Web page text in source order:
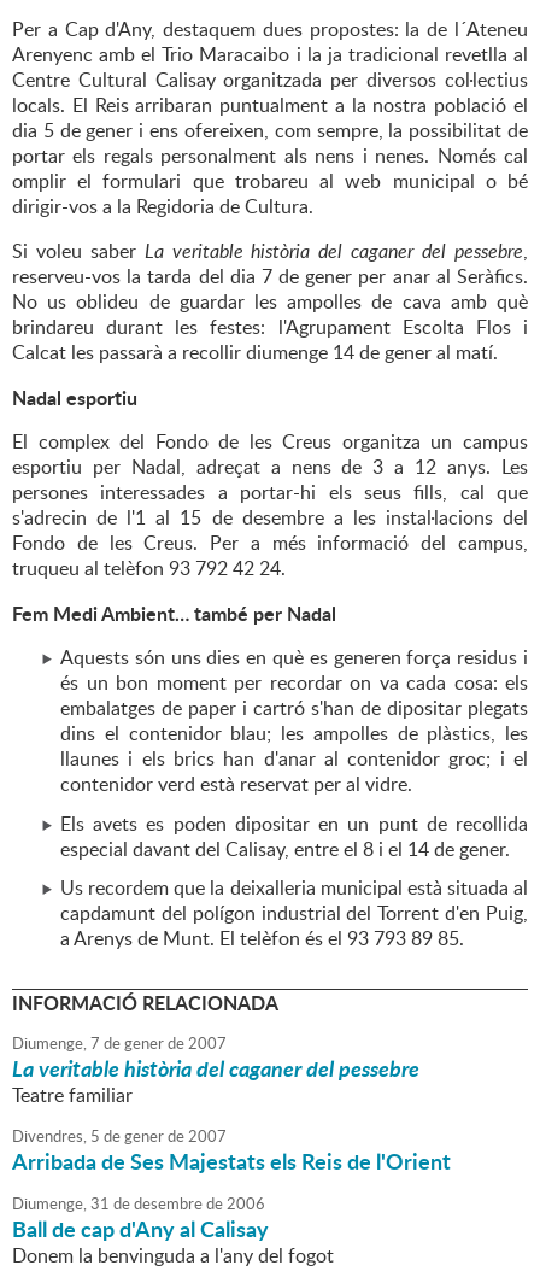
Per a Cap d'Any, destaquem dues propostes: la de l´Ateneu
Arenyenc amb el Trio Maracaibo i la ja tradicional revetlla al
Centre Cultural Calisay organitzada per diversos col·lectius
locals. El Reis arribaran puntualment a la nostra població el
dia 5 de gener i ens ofereixen, com sempre, la possibilitat de
portar els regals personalment als nens i nenes. Només cal
omplir el formulari que trobareu al web municipal o bé
dirigir-vos a la Regidoria de Cultura.
Si voleu saber La veritable història del caganer del pessebre,
reserveu-vos la tarda del dia 7 de gener per anar al Seràfics.
No us oblideu de guardar les ampolles de cava amb què
brindareu durant les festes: l'Agrupament Escolta Flos i
Calcat les passarà a recollir diumenge 14 de gener al matí.
Nadal esportiu
El complex del Fondo de les Creus organitza un campus
esportiu per Nadal, adreçat a nens de 3 a 12 anys. Les
persones interessades a portar-hi els seus fills, cal que
s'adrecin de l'1 al 15 de desembre a les instal·lacions del
Fondo de les Creus. Per a més informació del campus,
truqueu al telèfon 93 792 42 24.
Fem Medi Ambient… també per Nadal
Aquests són uns dies en què es generen força residus i
és un bon moment per recordar on va cada cosa: els
embalatges de paper i cartró s'han de dipositar plegats
dins el contenidor blau; les ampolles de plàstics, les
llaunes i els brics han d'anar al contenidor groc; i el
contenidor verd està reservat per al vidre.
Els avets es poden dipositar en un punt de recollida
especial davant del Calisay, entre el 8 i el 14 de gener.
Us recordem que la deixalleria municipal està situada al
capdamunt del polígon industrial del Torrent d'en Puig,
a Arenys de Munt. El telèfon és el 93 793 89 85.
INFORMACIÓ RELACIONADA
Diumenge,7 degenerde2007
La veritable història del caganer del pessebre
Teatre familiar
Divendres, 5 degenerde2007
Arribada de Ses Majestats els Reis de l'Orient
Diumenge,31 dedesembrede2006
Ball de cap d'Any al Calisay
Donem la benvinguda a l'any del fogot